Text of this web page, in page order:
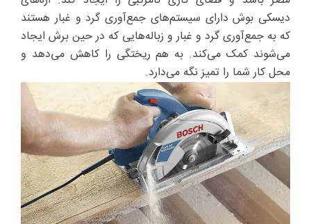
دیسکی بوش دارای سیستم‌های جمع‌آوری گرد و غبار هستند
که به جمع‌آوری گرد و غبار و زباله‌هایی که در حین برش ایجاد
می‌شوند کمک می‌کند. به هم ریختگی را کاهش می‌دهد و
محل کار شما را تمیز نگه می‌دارد.